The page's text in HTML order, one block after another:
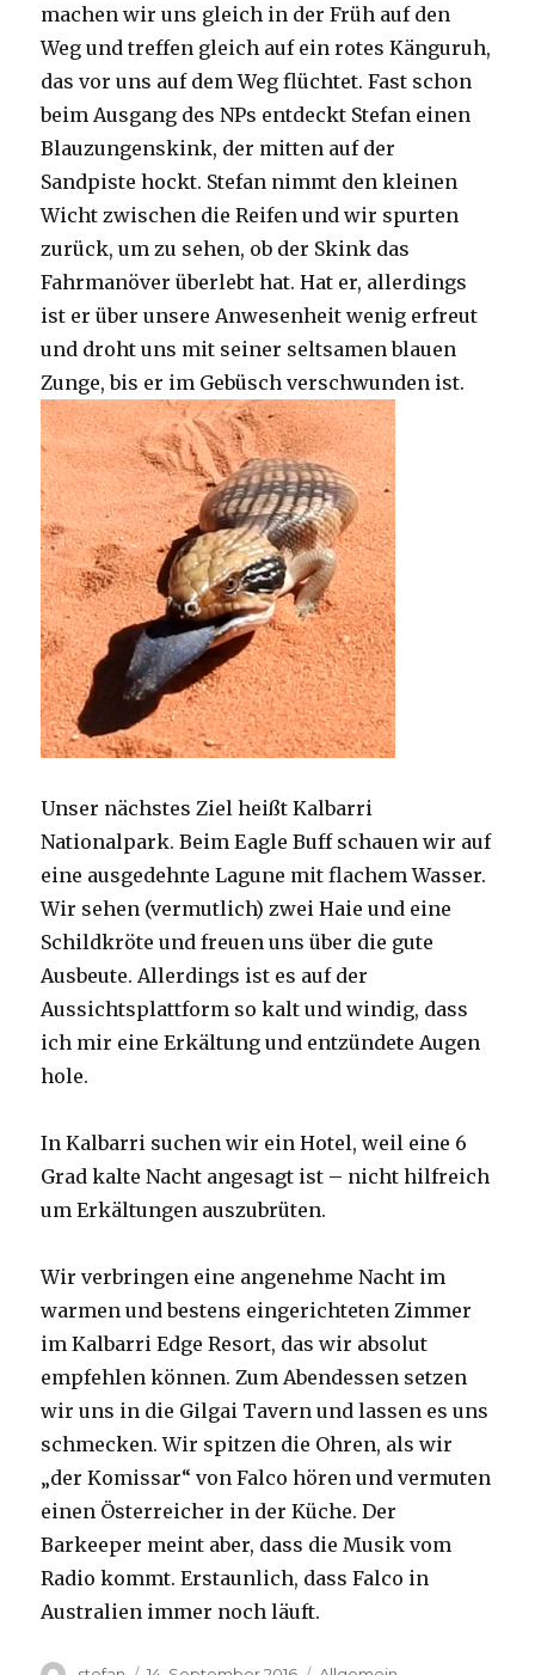
machen wir uns gleich in der Früh auf den
Weg und treffen gleich auf ein rotes Känguruh,
das vor uns auf dem Weg flüchtet. Fast schon
beim Ausgang des NPs entdeckt Stefan einen
Blauzungenskink, der mitten auf der
Sandpiste hockt. Stefan nimmt den kleinen
Wicht zwischen die Reifen und wir spurten
zurück, um zu sehen, ob der Skink das
Fahrmanöver überlebt hat. Hat er, allerdings
ist er über unsere Anwesenheit wenig erfreut
und droht uns mit seiner seltsamen blauen
Zunge, bis er im Gebüsch verschwunden ist.
Unser nächstes Ziel heißt Kalbarri
Nationalpark. Beim Eagle Buff schauen wir auf
eine ausgedehnte Lagune mit flachem Wasser.
Wir sehen (vermutlich) zwei Haie und eine
Schildkröte und freuen uns über die gute
Ausbeute. Allerdings ist es auf der
Aussichtsplattform so kalt und windig, dass
ich mir eine Erkältung und entzündete Augen
hole.
In Kalbarri suchen wir ein Hotel, weil eine 6
Grad kalte Nacht angesagt ist – nicht hilfreich
um Erkältungen auszubrüten.
Wir verbringen eine angenehme Nacht im
warmen und bestens eingerichteten Zimmer
im Kalbarri Edge Resort, das wir absolut
empfehlen können. Zum Abendessen setzen
wir uns in die Gilgai Tavern und lassen es uns
schmecken. Wir spitzen die Ohren, als wir
„der Komissar“ von Falco hören und vermuten
einen Österreicher in der Küche. Der
Barkeeper meint aber, dass die Musik vom
Radio kommt. Erstaunlich, dass Falco in
Australien immer noch läuft.